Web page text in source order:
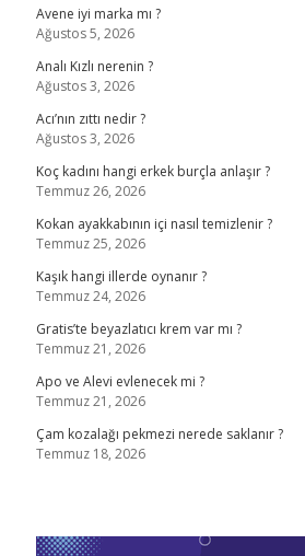
Avene iyi marka mı ?
Ağustos 5, 2026
Analı Kızlı nerenin ?
Ağustos 3, 2026
Acı’nın zıttı nedir ?
Ağustos 3, 2026
Koç kadını hangi erkek burçla anlaşır ?
Temmuz 26, 2026
Kokan ayakkabının içi nasıl temizlenir ?
Temmuz 25, 2026
Kaşık hangi illerde oynanır ?
Temmuz 24, 2026
Gratis’te beyazlatıcı krem var mı ?
Temmuz 21, 2026
Apo ve Alevi evlenecek mi ?
Temmuz 21, 2026
Çam kozalağı pekmezi nerede saklanır ?
Temmuz 18, 2026